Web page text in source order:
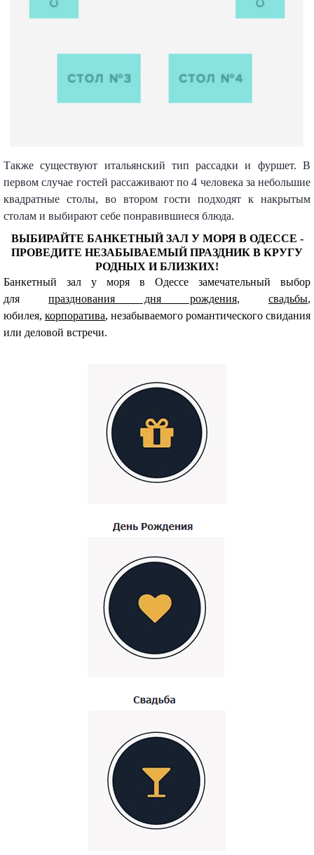
Также существуют итальянский тип рассадки и фуршет. В
первом случае гостей рассаживают по 4 человека за небольшие
квадратные столы, во втором гости подходят к накрытым
столам и выбирают себе понравившиеся блюда.
ВЫБИРАЙТЕ БАНКЕТНЫЙ ЗАЛ У МОРЯ В ОДЕССЕ -
ПРОВЕДИТЕ НЕЗАБЫВАЕМЫЙ ПРАЗДНИК В КРУГУ
РОДНЫХ И БЛИЗКИХ!
Банкетный зал у моря в Одессе замечательный выбор
дляпразднования дня рождения, свадьбы,
юбилея, корпоратива, незабываемого романтического свидания
или деловой встречи.